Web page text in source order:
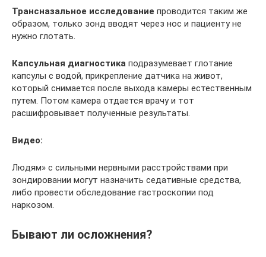
Трансназальное исследование проводится таким же
образом, только зонд вводят через нос и пациенту не
нужно глотать.
Капсульная диагностика подразумевает глотание
капсулы с водой, прикрепление датчика на живот,
который снимается после выхода камеры естественным
путем. Потом камера отдается врачу и тот
расшифровывает полученные результаты.
Видео:
Людям» с сильными нервными расстройствами при
зондировании могут назначить седативные средства,
либо провести обследование гастроскопии под
наркозом.
Бывают ли осложнения?